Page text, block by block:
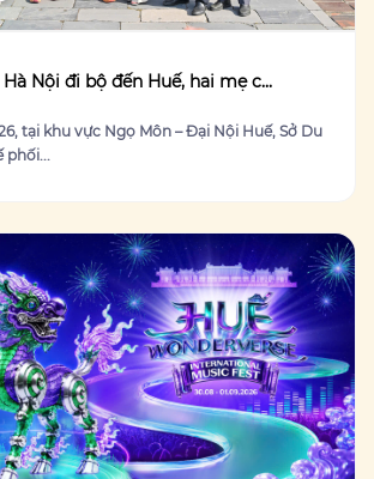
Nội đi bộ đến Huế, hai mẹ c...
tại khu vực Ngọ Môn – Đại Nội Huế, Sở Du
phối...